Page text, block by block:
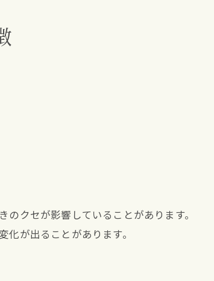
クセが影響していることがあります。
が出ることがあります。